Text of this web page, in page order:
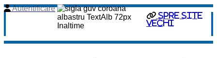
spre site
vechi
Autentificare